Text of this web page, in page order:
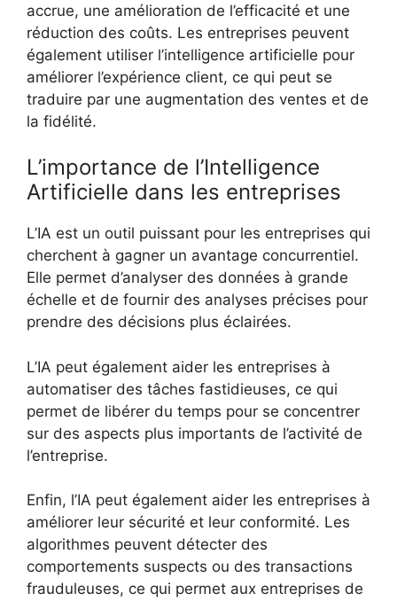
accrue, une amélioration de l’efficacité et une
réduction des coûts. Les entreprises peuvent
également utiliser l’intelligence artificielle pour
améliorer l’expérience client, ce qui peut se
traduire par une augmentation des ventes et de
la fidélité.
L’importance de l’Intelligence
Artificielle dans les entreprises
L’IA est un outil puissant pour les entreprises qui
cherchent à gagner un avantage concurrentiel.
Elle permet d’analyser des données à grande
échelle et de fournir des analyses précises pour
prendre des décisions plus éclairées.
L’IA peut également aider les entreprises à
automatiser des tâches fastidieuses, ce qui
permet de libérer du temps pour se concentrer
sur des aspects plus importants de l’activité de
l’entreprise.
Enfin, l’IA peut également aider les entreprises à
améliorer leur sécurité et leur conformité. Les
algorithmes peuvent détecter des
comportements suspects ou des transactions
frauduleuses, ce qui permet aux entreprises de